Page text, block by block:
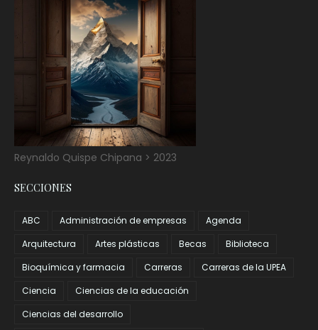
Reynaldo Quispe Chipana > 2023
SECCIONES
ABC Administración de empresas
Agenda
Arquitectura
Artes plásticas Becas
Biblioteca
Bioquímica y farmacia
Carreras
Carreras de la UPEA
Ciencia
Ciencias de la educación
Ciencias del desarrollo